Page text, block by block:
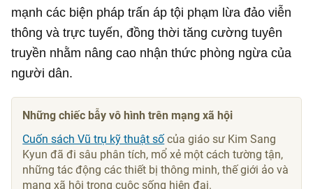
mạnh các biện pháp trấn áp tội phạm lừa đảo viễn
thông và trực tuyến, đồng thời tăng cường tuyên
truyền nhằm nâng cao nhận thức phòng ngừa của
người dân.
Những chiếc bẫy vô hình trên mạng xã hội
Cuốn sách Vũ trụ kỹ thuật sốcủa giáo sư Kim Sang
Kyun đã đi sâu phân tích, mổ xẻ một cách tường tận,
những tác động các thiết bị thông minh, thế giới ảo và
mạng xã hội trong cuộc sống hiện đại.